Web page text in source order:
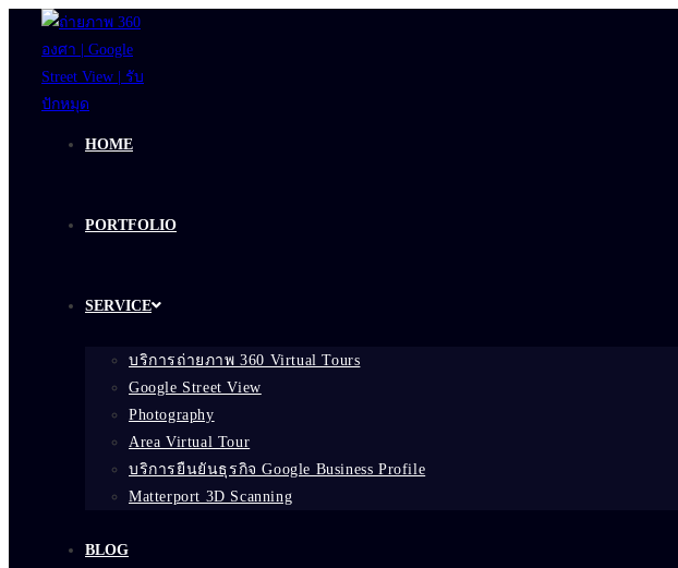
content
HOME
PORTFOLIO
SERVICE
บริการถ่ายภาพ 360 Virtual Tours
Google Street View
Photography
Area Virtual Tour
บริการยืนยันธุรกิจ Google Business Profile
Matterport 3D Scanning
BLOG